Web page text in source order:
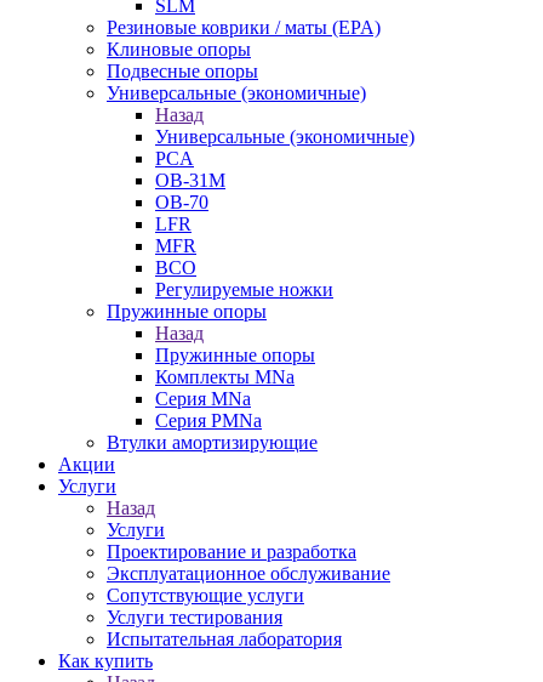
SLM
Резиновые коврики / маты (EPA)
Клиновые опоры
Подвесные опоры
Универсальные (экономичные)
Назад
Универсальные (экономичные)
PCA
ОВ-31М
OB-70
LFR
MFR
ВСО
Регулируемые ножки
Пружинные опоры
Назад
Пружинные опоры
Комплекты MNa
Серия MNa
Серия PMNa
Втулки амортизирующие
Акции
Услуги
Назад
Услуги
Проектирование и разработка
Эксплуатационное обслуживание
Сопутствующие услуги
Услуги тестирования
Испытательная лаборатория
Как купить